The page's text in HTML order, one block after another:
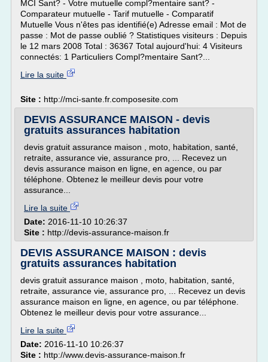
MCI Sant? - Votre mutuelle compl?mentaire sant? -
Comparateur mutuelle - Tarif mutuelle - Comparatif
Mutuelle Vous n'êtes pas identifié(e) Adresse email : Mot de
passe : Mot de passe oublié ? Statistiques visiteurs : Depuis
le 12 mars 2008 Total : 36367 Total aujourd'hui: 4 Visiteurs
connectés: 1 Particuliers Compl?mentaire Sant?...
Lire la suite
Site : http://mci-sante.fr.composesite.com
DEVIS ASSURANCE MAISON - devis
gratuits assurances habitation
devis gratuit assurance maison , moto, habitation, santé,
retraite, assurance vie, assurance pro, ... Recevez un
devis assurance maison en ligne, en agence, ou par
téléphone. Obtenez le meilleur devis pour votre
assurance...
Lire la suite
Date: 2016-11-10 10:26:37
Site : http://devis-assurance-maison.fr
DEVIS ASSURANCE MAISON : devis
gratuits assurances habitation
devis gratuit assurance maison , moto, habitation, santé,
retraite, assurance vie, assurance pro, ... Recevez un devis
assurance maison en ligne, en agence, ou par téléphone.
Obtenez le meilleur devis pour votre assurance...
Lire la suite
Date: 2016-11-10 10:26:37
Site : http://www.devis-assurance-maison.fr